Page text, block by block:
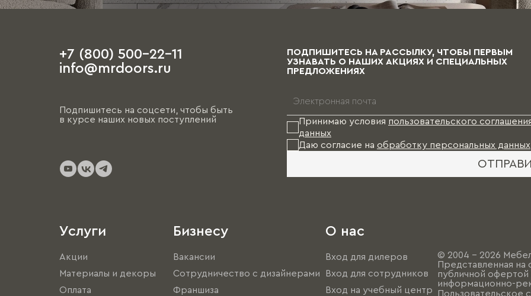
+7 (800) 500-22-11
info@mrdoors.ru
Подпишитесь на соцсети, чтобы быть
в курсе наших новых поступлений
ПОДПИШИТЕСЬ НА РАССЫЛКУ, ЧТОБЫ ПЕРВЫМ
УЗНАВАТЬ О НАШИХ АКЦИЯХ И СПЕЦИАЛЬНЫХ
ПРЕДЛОЖЕНИЯХ
Принимаю условия пользовательского
данных
Даю согласие на обработку персональных данных
Услуги
Акции
Материалы и декоры
Оплата
Бизнесу
Вакансии
Сотрудничество с дизайнерами
Франшиза
О нас
Вход для дилеров
Вход для сотрудников
Вход на учебный центр
© 2004 - 2026
Представленная на
публичной офертой
информационно-
Пользовательское